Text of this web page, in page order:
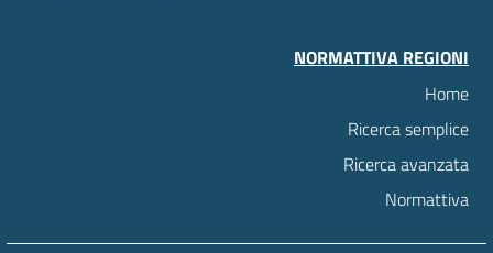
NORMATTIVA REGIONI
Home
Ricerca semplice
Ricerca avanzata
Normattiva